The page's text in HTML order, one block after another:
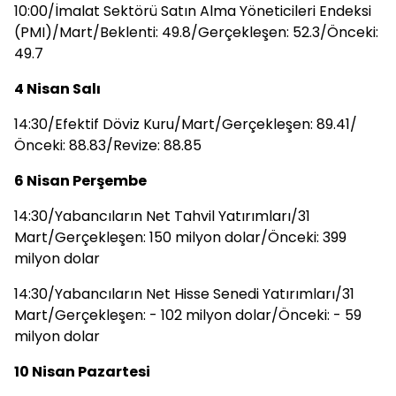
10:00/İmalat Sektörü Satın Alma Yöneticileri Endeksi
(PMI)/Mart/Beklenti: 49.8/Gerçekleşen: 52.3/Önceki:
49.7
4 Nisan Salı
14:30/Efektif Döviz Kuru/Mart/Gerçekleşen: 89.41/
Önceki: 88.83/Revize: 88.85
6 Nisan Perşembe
14:30/Yabancıların Net Tahvil Yatırımları/31
Mart/Gerçekleşen: 150 milyon dolar/Önceki: 399
milyon dolar
14:30/Yabancıların Net Hisse Senedi Yatırımları/31
Mart/Gerçekleşen: - 102 milyon dolar/Önceki: - 59
milyon dolar
10 Nisan Pazartesi